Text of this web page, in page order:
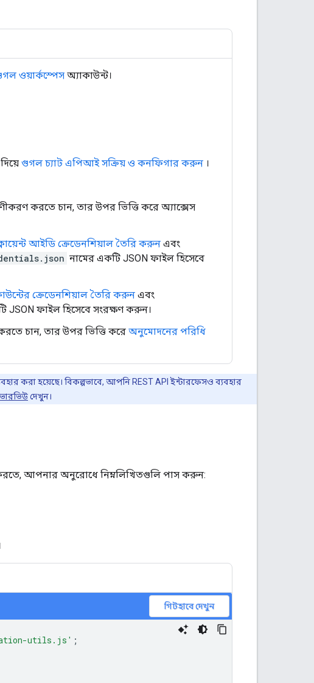
ওয়ার্কস্পেস অ্যাকাউন্ট।
গুগল চ্যাট এপিআই সক্রিয় ও কনফিগার করুন ।
করতে চান, তার উপর ভিত্তি করে অ্যাক্সেস
আইডি ক্রেডেনশিয়াল তৈরি করুন এবং
নামের একটি JSON ফাইল হিসেবে
ক্রেডেনশিয়াল তৈরি করুন এবং
JSON ফাইল হিসেবে সংরক্ষণ করুন।
চান, তার উপর ভিত্তি করে অনুমোদনের পরিধি
করা হয়েছে। বিকল্পভাবে, আপনি REST API ইন্টারফেসও ব্যবহার
দেখুন।
আপনার অনুরোধে নিম্নলিখিতগুলি পাস করুন:
গিটহাবে দেখুন
utils.js' ;